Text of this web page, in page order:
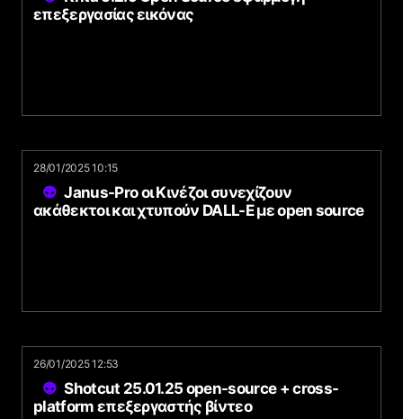
επεξεργασίας εικόνας
28/01/2025 10:15
Janus-Pro οι Κινέζοι συνεχίζουν
ακάθεκτοι και χτυπούν DALL-E με open source
26/01/2025 12:53
Shotcut 25.01.25 open-source + cross-
platform επεξεργαστής βίντεο